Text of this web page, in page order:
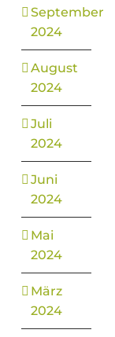
September
2024
August
2024
Juli
2024
Juni
2024
Mai
2024
März
2024